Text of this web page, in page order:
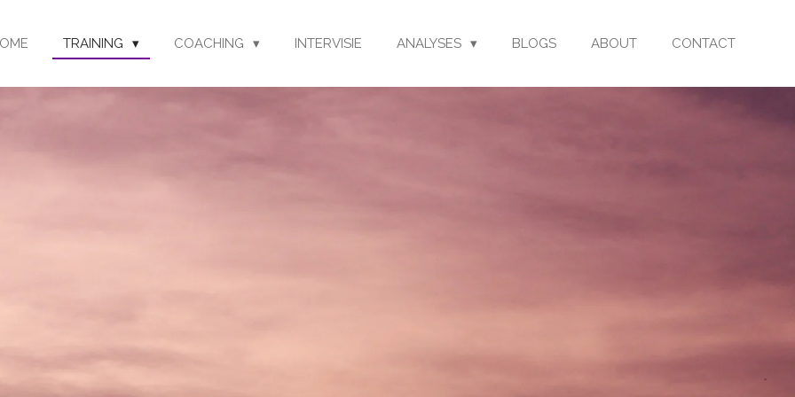
TRAINING COACHING INTERVISIE ANALYSES BLOGS ABOUT CONTACT